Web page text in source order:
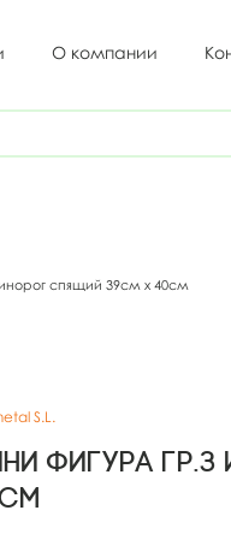
О компании
спящий 39см х 40см
S.L.
Фигура